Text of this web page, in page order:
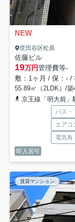
NEW
世田谷区松原
佐藤ビル
19万円管理費等-
敷：1ヶ月 / 保：- /
55.89㎡（2LDK）/築
京王線「明大前」
バス・
エアコ
電気有
即入居可
賃貸マンション